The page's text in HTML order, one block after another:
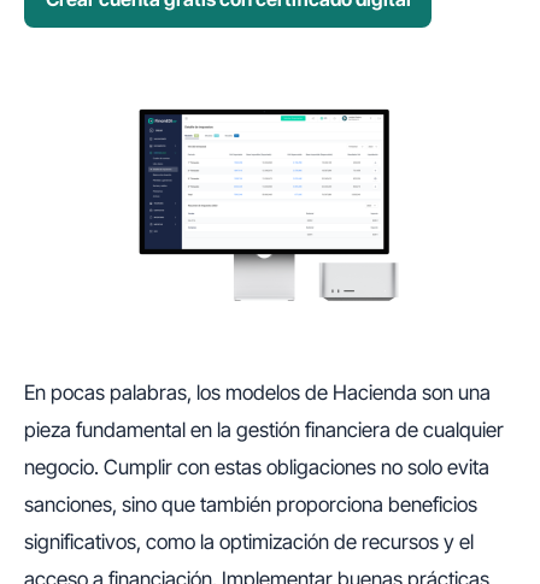
En pocas palabras, los modelos de Hacienda son una
pieza fundamental en la gestión financiera de cualquier
negocio. Cumplir con estas obligaciones no solo evita
sanciones, sino que también proporciona beneficios
significativos, como la optimización de recursos y el